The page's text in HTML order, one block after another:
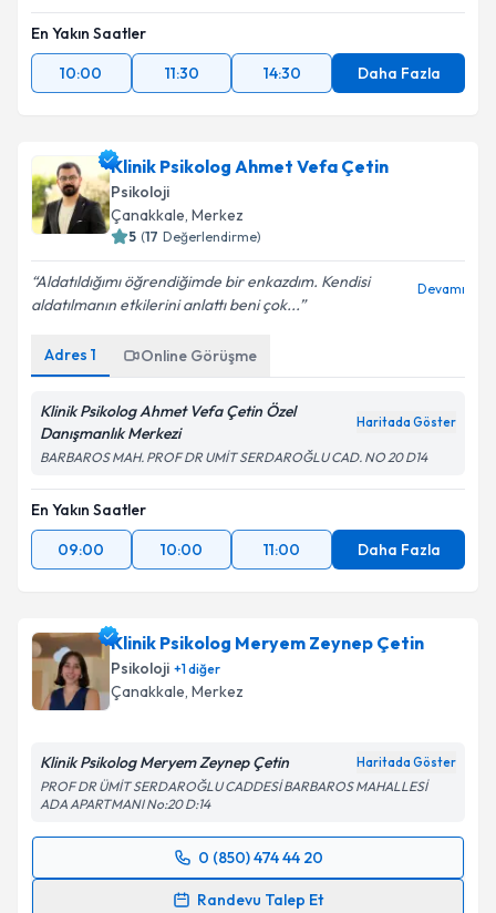
En Yakın Saatler
10:00
11:30 14:30 Daha Fazla
Klinik Psikolog Ahmet Vefa Çetin
Psikoloji
Çanakkale, Merkez
5 (17 Değerlendirme)
Aldatıldığımı öğrendiğimde bir enkazdım. Kendisi
aldatılmanın etkilerini anlattı beni çok...
Devamı
Adres 1 Online Görüşme
Klinik Psikolog Ahmet Vefa Çetin Özel
Danışmanlık Merkezi
Haritada Göster
BARBAROS MAH. PROF DR UMİT SERDAROĞLU CAD. NO 20 D14
En Yakın Saatler
09:00
10:00 11:00 Daha Fazla
Klinik Psikolog Meryem Zeynep Çetin
Psikoloji +1diğer
Çanakkale, Merkez
Klinik Psikolog Meryem Zeynep Çetin Haritada Göster
PROF DR ÜMİT SERDAROĞLU CADDESİ BARBAROS MAHALLESİ
ADA APARTMANI No:20 D:14
0 (850) 474 44 20
Randevu Talep Et
Randevu Takvimi Talebi